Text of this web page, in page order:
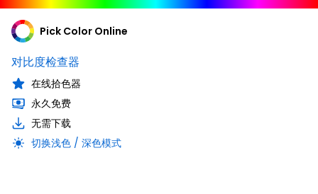
Pick Color Online
对比度检查器
在线拾色器
永久免费
无需下载
切换浅色 / 深色模式